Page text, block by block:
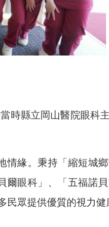
時縣立岡山醫院眼科
緣。秉持「縮短城
眼科」、「五福諾
眾提供優質的視力健